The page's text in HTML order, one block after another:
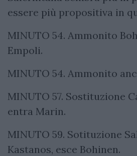
essere più propositiva in
MINUTO 54. Ammonito
Empoli.
MINUTO 54. Ammonito
MINUTO 57. Sostituzione
entra Marin.
MINUTO 59. Sotituzione
Kastanos, esce Bohinen.